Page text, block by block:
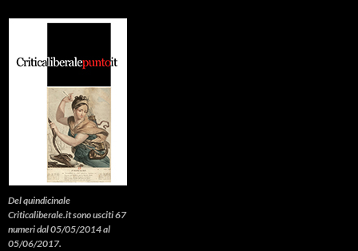
Del quindicinale
Criticaliberale.it sono usciti 67
numeri dal 05/05/2014 al
05/06/2017.